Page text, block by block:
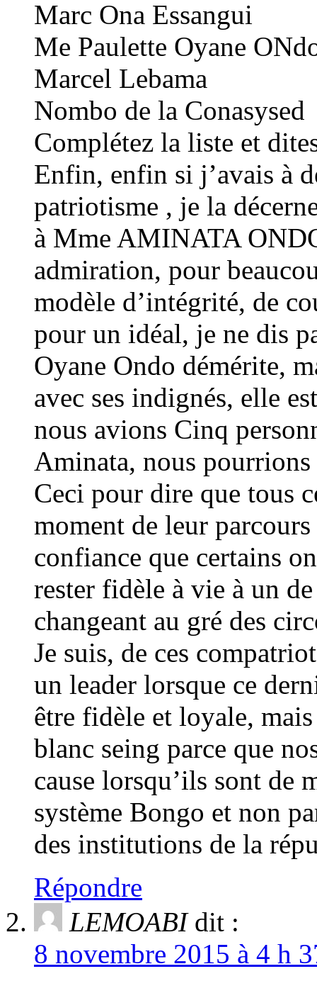
Marc Ona Essangui
Me Paulette Oyane
Marcel Lebama
Nombo de la Conasysed
Complétez la liste et
Enfin, enfin si j’avais à
patriotisme , je la
à Mme AMINATA
admiration, pour
modèle d’intégrité, de
pour un idéal, je ne dis
Oyane Ondo démérite,
avec ses indignés, elle
nous avions Cinq
Aminata, nous
Ceci pour dire que tous
moment de leur
confiance que certains
rester fidèle à vie à un
changeant au gré des
Je suis, de ces
un leader lorsque ce
être fidèle et loyale,
blanc seing parce que
cause lorsqu’ils sont de
système Bongo et non
des institutions de la
Répondre
LEMOABI dit :
8 novembre 2015 à 4 h